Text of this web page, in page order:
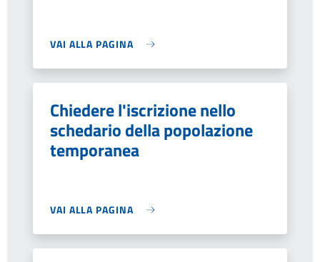
VAI ALLA PAGINA
Chiedere l'iscrizione nello
schedario della popolazione
temporanea
VAI ALLA PAGINA